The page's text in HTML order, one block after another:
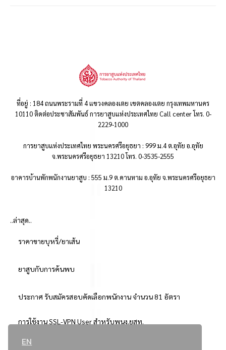
EN
ที่อยู่ : 184 ถนนพระรามที่ 4 แขวงคลองเตย เขตคลองเตย กรุงเทพมหานคร
10110 ติดต่อประชาสัมพันธ์ การยาสูบแห่งประเทศไทย Call center โทร. 0-
2229-1000
การยาสูบแห่งประเทศไทย พระนครศรีอยุธยา : 999 ม.4 ต.อุทัย อ.อุทัย
จ.พระนครศรีอยุธยา 13210 โทร. 0-3535-2555
อาคารบ้านพักพนักงานยาสูบ : 555 ม.9 ต.คานหาม อ.อุทัย จ.พระนครศรีอยุธยา
13210
..ล่าสุด..
ราคาขายบุหรี่/ยาเส้น
ยาสูบกับการค้นพบ
ประกาศ รับสมัครสอบคัดเลือกพนักงาน จำนวน 81 อัตรา
การใช้งาน SSL-VPN User สำหรับพนง.ยสท.